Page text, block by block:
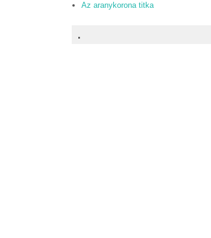
Az aranykorona titka
.